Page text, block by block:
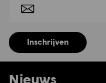
Inschrijven
Nieuws